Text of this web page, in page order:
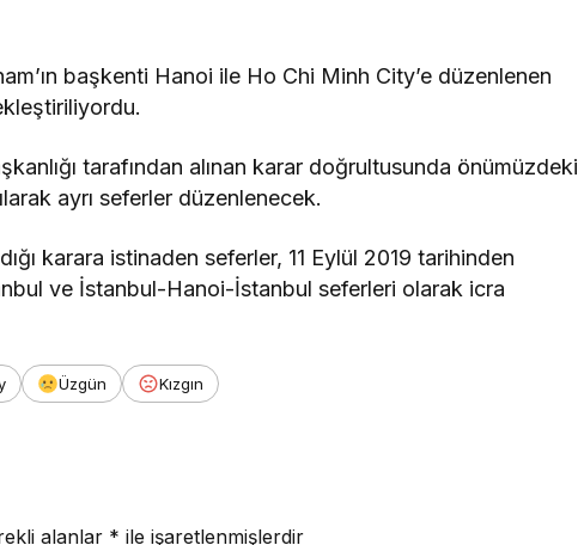
başkenti Hanoi ile Ho Chi Minh City’e düzenlenen
tarafından alınan karar doğrultusunda önümüzdeki
ayrı seferler düzenlenecek.
karara istinaden seferler, 11 Eylül 2019 tarihinden
ve İstanbul-Hanoi-İstanbul seferleri olarak icra
Üzgün Kızgın
alanlar * ile işaretlenmişlerdir